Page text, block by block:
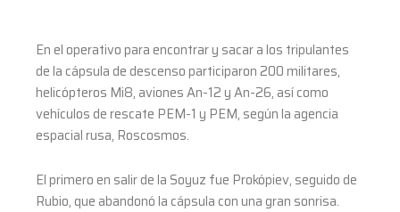
En el operativo para encontrar y sacar a los tripulantes
de la cápsula de descenso participaron 200 militares,
helicópteros Mi8, aviones An-12 y An-26, así como
vehículos de rescate PEM-1 y PEM, según la agencia
espacial rusa, Roscosmos.
El primero en salir de la Soyuz fue Prokópiev, seguido de
Rubio, que abandonó la cápsula con una gran sonrisa.